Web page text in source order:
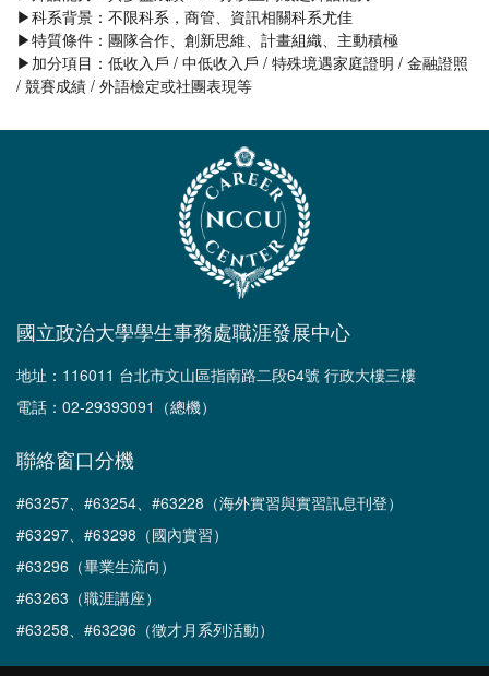
▶科系背景：不限科系，商管、資訊相關科系尤佳
▶特質條件：團隊合作、創新思維、計畫組織、主動積極
▶加分項目：低收入戶 / 中低收入戶 / 特殊境遇家庭證明 / 金融證照
/ 競賽成績 / 外語檢定或社團表現等
國立政治大學學生事務處職涯發展中心
地址：116011 台北市文山區指南路二段64號 行政大樓三樓
電話：02-29393091（總機）
聯絡窗口分機
#63257、#63254、#63228（海外實習與實習訊息刊登）
#63297、#63298（國內實習）
#63296（畢業生流向）
#63263（職涯講座）
#63258、#63296（徵才月系列活動）